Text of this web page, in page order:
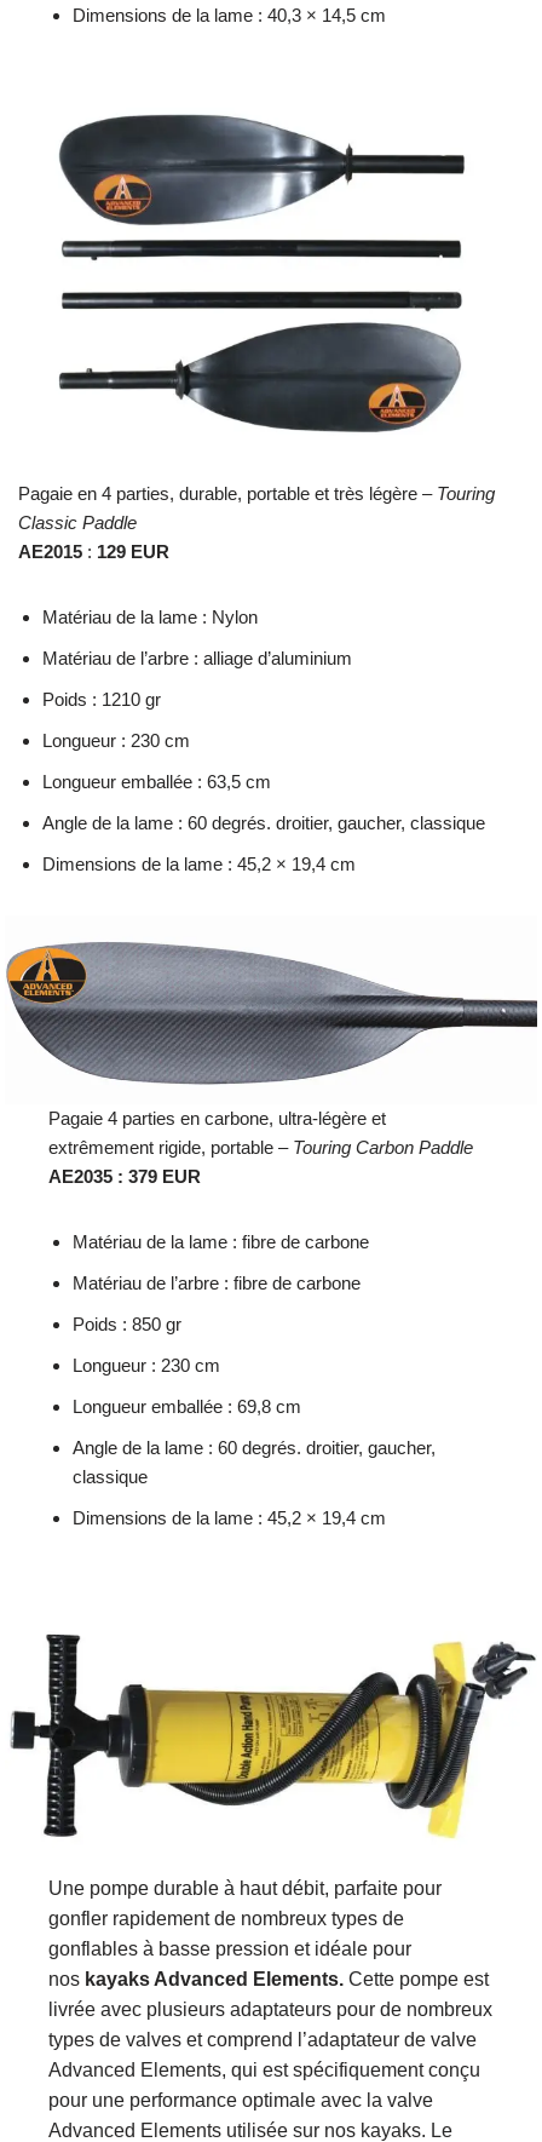
Dimensions de la lame : 40,3 × 14,5 cm
Pagaie en 4 parties, durable, portable et très légère – Touring
Classic Paddle
AE2015 : 129 EUR
Matériau de la lame : Nylon
Matériau de l’arbre : alliage d’aluminium
Poids : 1210 gr
Longueur : 230 cm
Longueur emballée : 63,5 cm
Angle de la lame : 60 degrés. droitier, gaucher, classique
Dimensions de la lame : 45,2 × 19,4 cm
Pagaie 4 parties en carbone, ultra-légère et
extrêmement rigide, portable – Touring Carbon Paddle
AE2035 : 379 EUR
Matériau de la lame : fibre de carbone
Matériau de l’arbre : fibre de carbone
Poids : 850 gr
Longueur : 230 cm
Longueur emballée : 69,8 cm
Angle de la lame : 60 degrés. droitier, gaucher,
classique
Dimensions de la lame : 45,2 × 19,4 cm
Une pompe durable à haut débit, parfaite pour
gonfler rapidement de nombreux types de
gonflables à basse pression et idéale pour
nos kayaks Advanced Elements.Cette pompe est
livrée avec plusieurs adaptateurs pour de nombreux
types de valves et comprend l’adaptateur de valve
Advanced Elements, qui est spécifiquement conçu
pour une performance optimale avec la valve
Advanced Elements utilisée sur nos kayaks. Le